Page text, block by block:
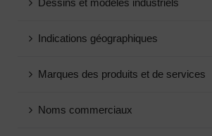
Indications géographiques
Marques des produits et de services
Noms commerciaux